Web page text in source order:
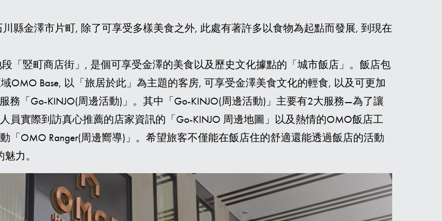
品牌
縣金澤市片町, 除了可享受多樣美食之外, 此處有著許多以食物為起點而發展, 到現在
「竪町商店街」, 是個可享受金澤的美食以及歷史文化據點的「城市飯店」。飯店包
OMO Base, 以「旅居於此」為主題的客房, 可享受金澤美食文化的輕食, 以及可更加
務「Go-KINJO(周邊活動)」。其中「Go-KINJO(周邊活動)」主要有2大服務—為了讓
員實際到訪真心推薦的店家資訊的「Go-KINJO 周邊地圖」以及熱情的OMO飯店工
「OMO Ranger(周邊嚮導)」。希望旅客不僅能在飯店住的舒適還能透過飯店的活動
力。